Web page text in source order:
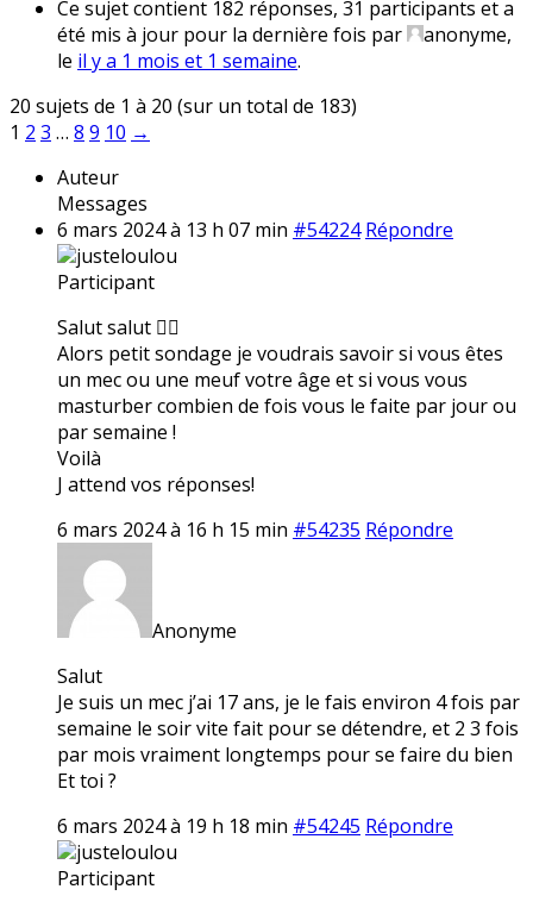
Ce sujet contient 182 réponses, 31 participants et a
été mis à jour pour la dernière fois par
anonyme,
le il y a 1 mois et 1 semaine.
20 sujets de 1 à 20 (sur un total de 183)
1 2 3 … 8 9 10 →
Auteur
Messages
6 mars 2024 à 13 h 07 min #54224 Répondre
justeloulou
Participant
Salut salut ✌🏼
Alors petit sondage je voudrais savoir si vous êtes
un mec ou une meuf votre âge et si vous vous
masturber combien de fois vous le faite par jour ou
par semaine !
Voilà
J attend vos réponses!
6 mars 2024 à 16 h 15 min #54235 Répondre
Anonyme
Salut
Je suis un mec j’ai 17 ans, je le fais environ 4 fois par
semaine le soir vite fait pour se détendre, et 2 3 fois
par mois vraiment longtemps pour se faire du bien
Et toi ?
6 mars 2024 à 19 h 18 min #54245 Répondre
justeloulou
Participant